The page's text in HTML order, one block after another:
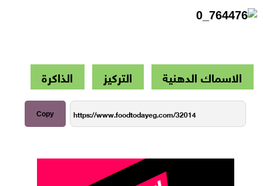
الاسماك الدهنية التركيز الذاكرة
Copy